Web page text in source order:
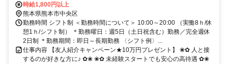
収34万円以上可能！・ノルマなし・20代～30代活躍中＞ ★紹介予定
派遣
時給1,800円以上
熊本県熊本市中央区
勤務時間 シフト制 ＜勤務時間について＞ 10:00～20:00 （実働8ｈ/休
憩1ｈ/シフト制） ＊勤務曜日：週5日（土日祝含む）勤務／完全週休
2日制 ＊勤務期間：即日～長期勤務 〈シフト例〉...
仕事内容 【友人紹介キャンペーン★10万円プレゼント】 ❀✿ 人と接
するのが好きな方に♪ ✿❀ ❀✿ 未経験スタートでも安心の高待遇 ✿❀